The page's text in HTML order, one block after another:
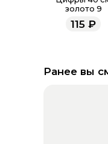
золото 9
115 ₽
Ранее вы